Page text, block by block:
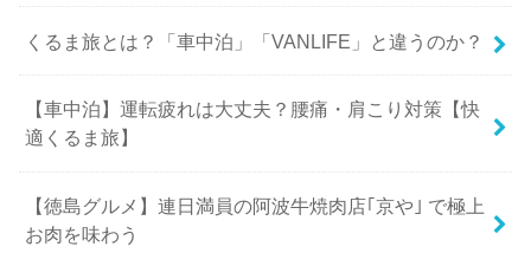
くるま旅とは？「車中泊」「VANLIFE」と違うのか？
【車中泊】運転疲れは大丈夫？腰痛・肩こり対策【快
適くるま旅】
【徳島グルメ】連日満員の阿波牛焼肉店｢京や｣ で極上
お肉を味わう